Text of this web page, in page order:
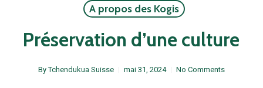
A propos des Kogis
Préservation d’une culture
By Tchendukua Suisse mai 31, 2024 No Comments